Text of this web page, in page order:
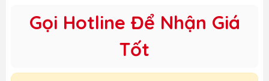
Gọi Hotline Để Nhận Giá
Tốt